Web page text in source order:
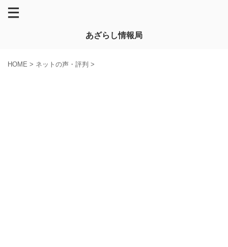
あざらし情報局
HOME > ネットの声・評判 >